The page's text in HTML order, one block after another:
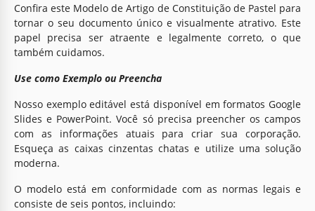
Confira este Modelo de Artigo de Constituição de Pastel para
tornar o seu documento único e visualmente atrativo. Este
papel precisa ser atraente e legalmente correto, o que
também cuidamos.
Use como Exemplo ou Preencha
Nosso exemplo editável está disponível em formatos Google
Slides e PowerPoint. Você só precisa preencher os campos
com as informações atuais para criar sua corporação.
Esqueça as caixas cinzentas chatas e utilize uma solução
moderna.
O modelo está em conformidade com as normas legais e
consiste de seis pontos, incluindo: